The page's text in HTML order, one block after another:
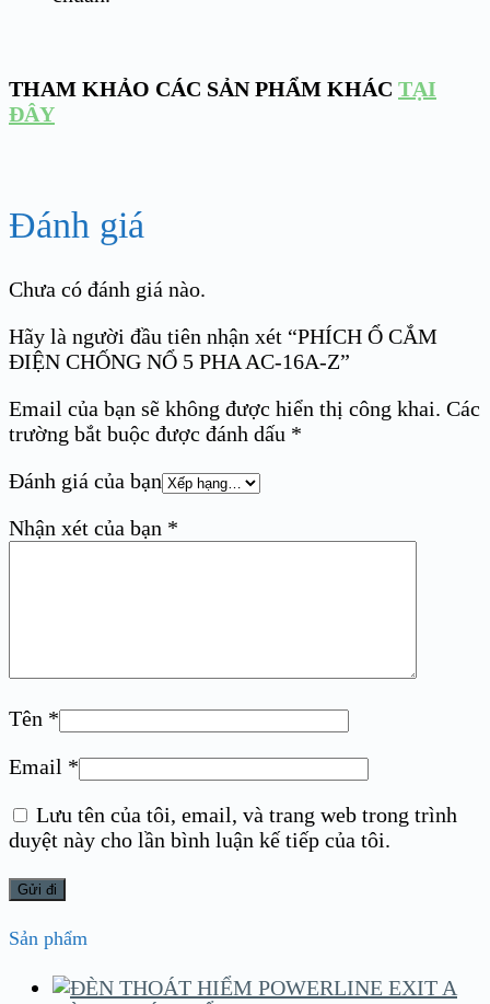
THAM KHẢO CÁC SẢN PHẨM KHÁC TẠI
ĐÂY
Đánh giá
Chưa có đánh giá nào.
Hãy là người đầu tiên nhận xét “PHÍCH Ổ CẮM
ĐIỆN CHỐNG NỔ 5 PHA AC-16A-Z”
Email của bạn sẽ không được hiển thị công khai. Các
trường bắt buộc được đánh dấu *
Đánh giá của bạn
Nhận xét của bạn *
Tên *
Email *
Lưu tên của tôi, email, và trang web trong trình
duyệt này cho lần bình luận kế tiếp của tôi.
Sản phẩm